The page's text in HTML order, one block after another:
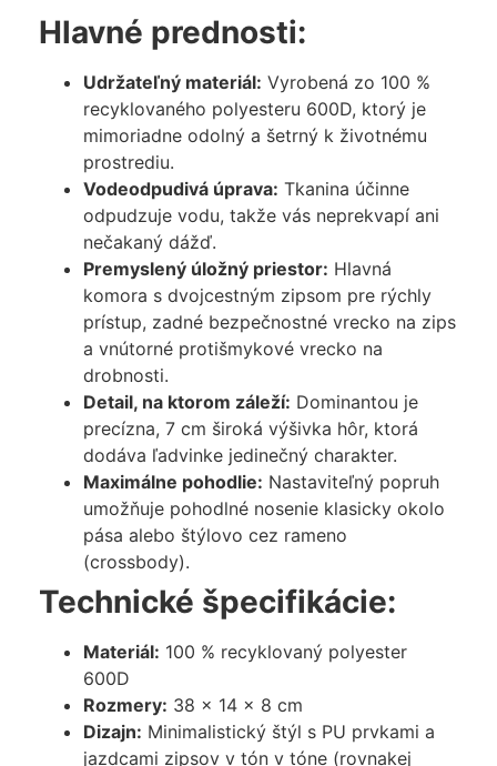
Hlavné prednosti:
Udržateľný materiál: Vyrobená zo 100 %
recyklovaného polyesteru 600D, ktorý je
mimoriadne odolný a šetrný k životnému
prostrediu.
Vodeodpudivá úprava: Tkanina účinne
odpudzuje vodu, takže vás neprekvapí ani
nečakaný dážď.
Premyslený úložný priestor: Hlavná
komora s dvojcestným zipsom pre rýchly
prístup, zadné bezpečnostné vrecko na zips
a vnútorné protišmykové vrecko na
drobnosti.
Detail, na ktorom záleží: Dominantou je
precízna, 7 cm široká výšivka hôr, ktorá
dodáva ľadvinke jedinečný charakter.
Maximálne pohodlie: Nastaviteľný popruh
umožňuje pohodlné nosenie klasicky okolo
pása alebo štýlovo cez rameno
(crossbody).
Technické špecifikácie:
Materiál: 100 % recyklovaný polyester
600D
Rozmery: 38 x 14 x 8 cm
Dizajn: Minimalistický štýl s PU prvkami a
jazdcami zipsov v tón v tóne (rovnakej